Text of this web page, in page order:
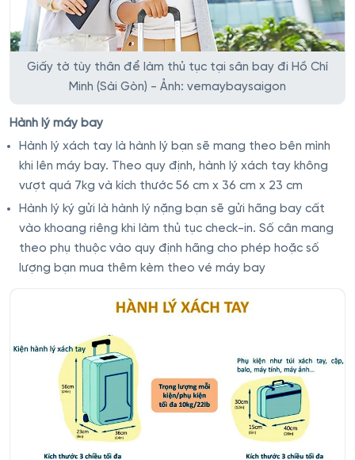
Giấy tờ tùy thân để làm thủ tục tại sân bay đi Hồ Chí
Minh (Sài Gòn) - Ảnh: vemaybaysaigon
Hành lý máy bay
Hành lý xách tay là hành lý bạn sẽ mang theo bên mình
khi lên máy bay. Theo quy định, hành lý xách tay không
vượt quá 7kg và kích thước 56 cm x 36 cm x 23 cm
Hành lý ký gửi là hành lý nặng bạn sẽ gửi hãng bay cất
vào khoang riêng khi làm thủ tục check-in. Số cân mang
theo phụ thuộc vào quy định hãng cho phép hoặc số
lượng bạn mua thêm kèm theo vé máy bay